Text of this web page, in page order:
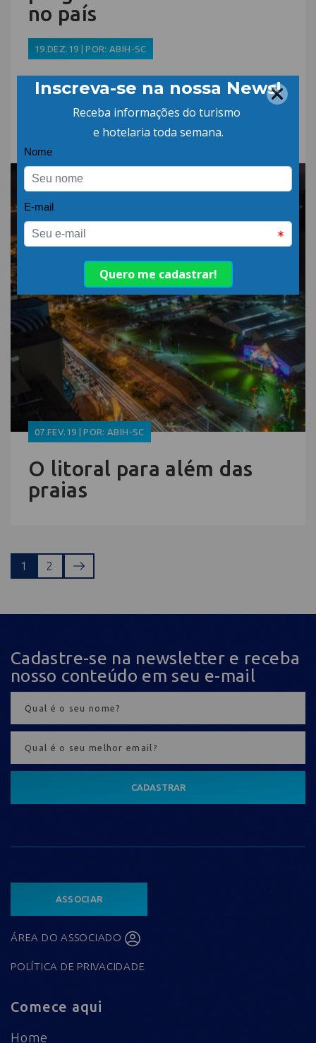
no país
19.DEZ.19 | POR: ABIH-SC
Praias de difícil acesso em
Florianópolis ganham
postos guarda-vidas
07.FEV.19 | POR: ABIH-SC
O litoral para além das
praias
1 2
Cadastre-se na newsletter e receba
nosso conteúdo em seu e-mail
CADASTRAR
ASSOCIAR
ÁREA DO ASSOCIADO
POLÍTICA DE PRIVACIDADE
Comece aqui
Home